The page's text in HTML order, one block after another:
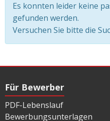
Es konnten leider keine
gefunden werden.
Versuchen Sie bitte die
Für Bewerber
PDF-Lebenslauf
Bewerbungsunterlagen